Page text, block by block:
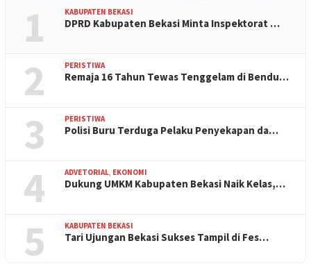
1 KABUPATEN BEKASI
DPRD Kabupaten Bekasi Minta Inspektorat …
2 PERISTIWA
Remaja 16 Tahun Tewas Tenggelam di Bendu…
3 PERISTIWA
Polisi Buru Terduga Pelaku Penyekapan da…
4 ADVETORIAL, EKONOMI
Dukung UMKM Kabupaten Bekasi Naik Kelas,…
5 KABUPATEN BEKASI
Tari Ujungan Bekasi Sukses Tampil di Fes…